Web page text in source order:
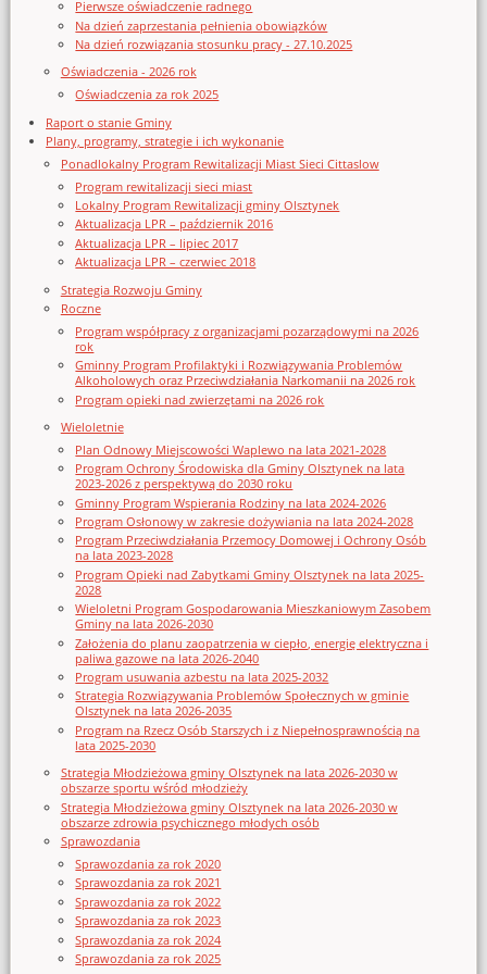
Pierwsze oświadczenie radnego
Na dzień zaprzestania pełnienia obowiązków
Na dzień rozwiązania stosunku pracy - 27.10.2025
Oświadczenia - 2026 rok
Oświadczenia za rok 2025
Raport o stanie Gminy
Plany, programy, strategie i ich wykonanie
Ponadlokalny Program Rewitalizacji Miast Sieci Cittaslow
Program rewitalizacji sieci miast
Lokalny Program Rewitalizacji gminy Olsztynek
Aktualizacja LPR – październik 2016
Aktualizacja LPR – lipiec 2017
Aktualizacja LPR – czerwiec 2018
Strategia Rozwoju Gminy
Roczne
Program współpracy z organizacjami pozarządowymi na 2026
rok
Gminny Program Profilaktyki i Rozwiązywania Problemów
Alkoholowych oraz Przeciwdziałania Narkomanii na 2026 rok
Program opieki nad zwierzętami na 2026 rok
Wieloletnie
Plan Odnowy Miejscowości Waplewo na lata 2021-2028
Program Ochrony Środowiska dla Gminy Olsztynek na lata
2023-2026 z perspektywą do 2030 roku
Gminny Program Wspierania Rodziny na lata 2024-2026
Program Osłonowy w zakresie dożywiania na lata 2024-2028
Program Przeciwdziałania Przemocy Domowej i Ochrony Osób
na lata 2023-2028
Program Opieki nad Zabytkami Gminy Olsztynek na lata 2025-
2028
Wieloletni Program Gospodarowania Mieszkaniowym Zasobem
Gminy na lata 2026-2030
Założenia do planu zaopatrzenia w ciepło, energię elektryczna i
paliwa gazowe na lata 2026-2040
Program usuwania azbestu na lata 2025-2032
Strategia Rozwiązywania Problemów Społecznych w gminie
Olsztynek na lata 2026-2035
Program na Rzecz Osób Starszych i z Niepełnosprawnością na
lata 2025-2030
Strategia Młodzieżowa gminy Olsztynek na lata 2026-2030 w
obszarze sportu wśród młodzieży
Strategia Młodzieżowa gminy Olsztynek na lata 2026-2030 w
obszarze zdrowia psychicznego młodych osób
Sprawozdania
Sprawozdania za rok 2020
Sprawozdania za rok 2021
Sprawozdania za rok 2022
Sprawozdania za rok 2023
Sprawozdania za rok 2024
Sprawozdania za rok 2025